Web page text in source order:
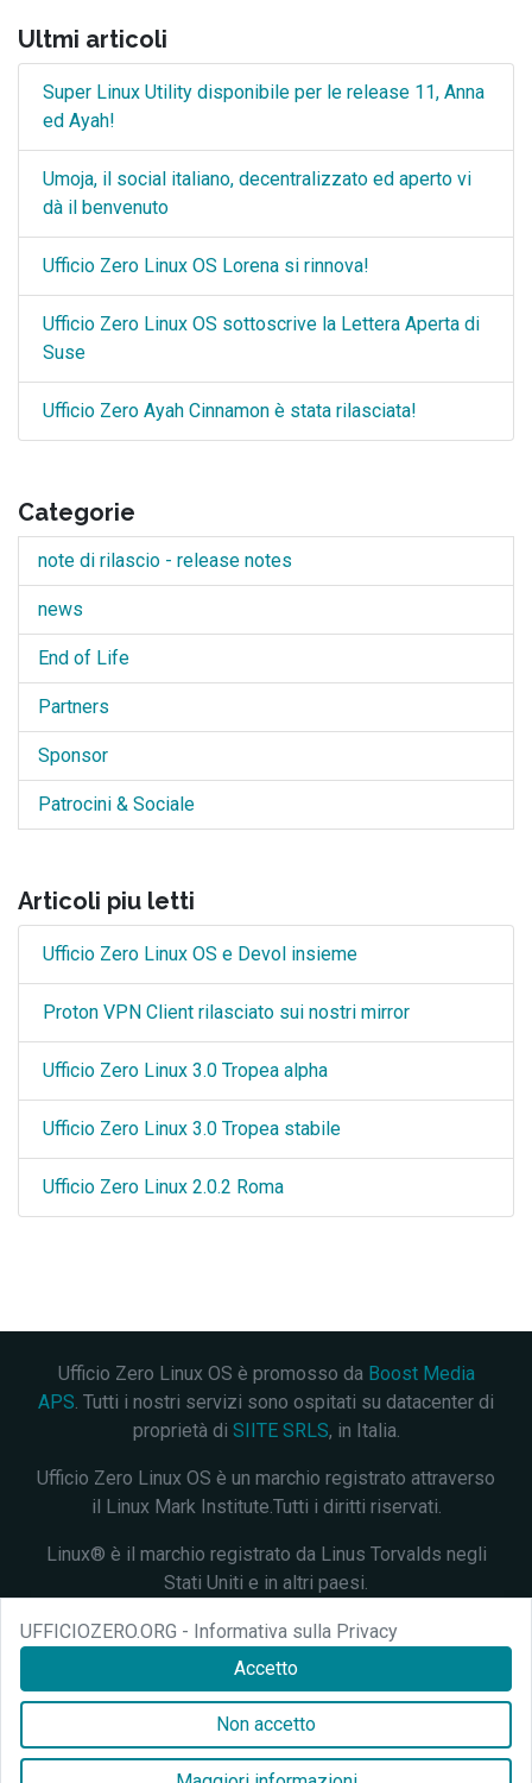
Ultmi articoli
Super Linux Utility disponibile per le release 11, Anna
ed Ayah!
Umoja, il social italiano, decentralizzato ed aperto vi
dà il benvenuto
Ufficio Zero Linux OS Lorena si rinnova!
Ufficio Zero Linux OS sottoscrive la Lettera Aperta di
Suse
Ufficio Zero Ayah Cinnamon è stata rilasciata!
Categorie
note di rilascio - release notes
news
End of Life
Partners
Sponsor
Patrocini & Sociale
Articoli piu letti
Ufficio Zero Linux OS e Devol insieme
Proton VPN Client rilasciato sui nostri mirror
Ufficio Zero Linux 3.0 Tropea alpha
Ufficio Zero Linux 3.0 Tropea stabile
Ufficio Zero Linux 2.0.2 Roma
Ufficio Zero Linux OS è promosso da Boost Media
APS. Tutti i nostri servizi sono ospitati su datacenter di
proprietà di SIITE SRLS, in Italia.
Ufficio Zero Linux OS è un marchio registrato attraverso
il Linux Mark Institute.Tutti i diritti riservati.
Linux® è il marchio registrato da Linus Torvalds negli
Stati Uniti e in altri paesi.
Questo progetto è distribuito con licenza
Commons Attribution 4.0 International
dei nostri servizi.
Ufficio Zero Linux OS si è unito aOIN
2020. Rispondiamo all'alias mail: dev[at]ufficiozero.org
UFFICIOZERO.ORG - Informativa sulla Privacy
Accetto
Non accetto